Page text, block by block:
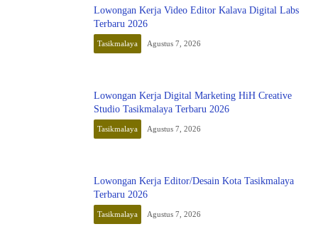
Lowongan Kerja Video Editor Kalava Digital Labs
Terbaru 2026
Tasikmalaya Agustus 7, 2026
Lowongan Kerja Digital Marketing HiH Creative
Studio Tasikmalaya Terbaru 2026
Tasikmalaya Agustus 7, 2026
Lowongan Kerja Editor/Desain Kota Tasikmalaya
Terbaru 2026
Tasikmalaya Agustus 7, 2026